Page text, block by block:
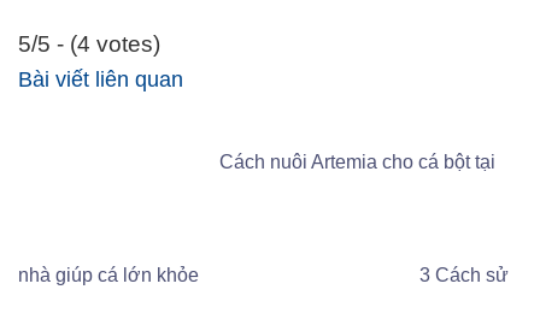
5/5 - (4 votes)
Bài viết liên quan
Cách nuôi Artemia cho cá bột tại
nhà giúp cá lớn khỏe 3 Cách sử